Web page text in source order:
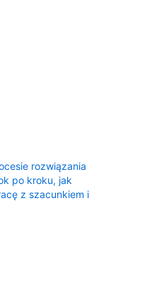
rozwiązania
po kroku, jak
z szacunkiem i